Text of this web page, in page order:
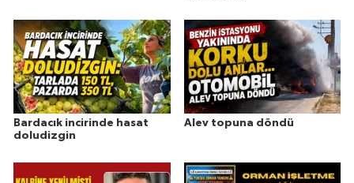
Bardacık incirinde hasat
doludizgin
Alev topuna döndü